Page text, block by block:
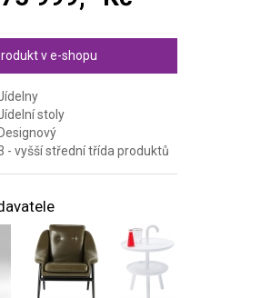
v e-shopu
stoly
Designový
- vyšší střední třída produktů